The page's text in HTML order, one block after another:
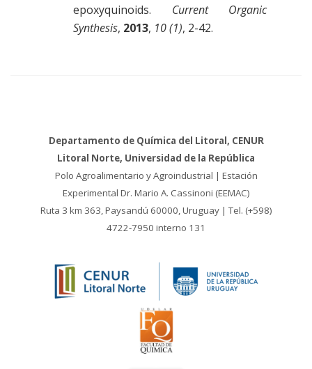
epoxyquinoids. Current
Organic
Synthesis, 2013, 10 (1), 2-42.
Departamento de Química del Litoral, CENUR
Litoral Norte, Universidad de la República
Polo Agroalimentario y Agroindustrial | Estación
Experimental Dr. Mario A. Cassinoni (EEMAC)
Ruta 3 km 363, Paysandú 60000, Uruguay | Tel. (+598)
4722-7950 interno 131